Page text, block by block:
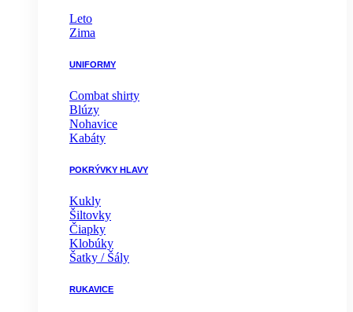
Leto
Zima
UNIFORMY
Combat shirty
Blúzy
Nohavice
Kabáty
POKRÝVKY HLAVY
Kukly
Šiltovky
Čiapky
Klobúky
Šatky / Šály
RUKAVICE